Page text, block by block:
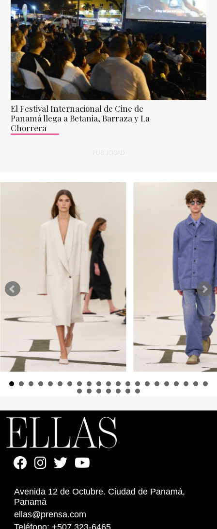
El Festival Internacional de Cine de
Panamá llega a Betania, Barraza y La
Chorrera
PUBLICIDAD
Avenida 12 de Octubre. Ciudad de Panamá,
Panamá
ellas@prensa.com
Teléfono: +507 323-6465